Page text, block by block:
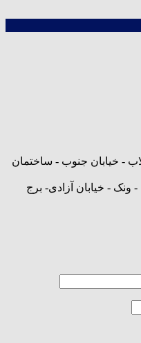
- خیابان جنوب - ساختمان
ونک - خیابان آزادی- برج